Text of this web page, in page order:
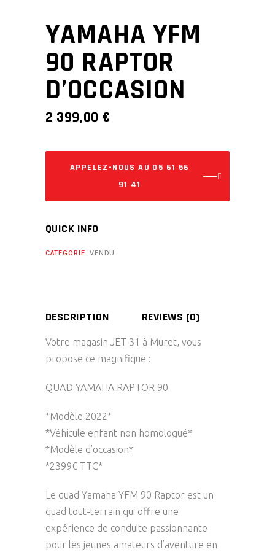
YAMAHA YFM
90 RAPTOR
D’OCCASION
2 399,00 €
APPELEZ-NOUS AU 05 61 56
91 41
QUICK INFO
CATEGORIE:VENDU
DESCRIPTION REVIEWS (0)
Votre magasin JET 31 à Muret, vous
propose ce magnifique :
QUAD YAMAHA RAPTOR 90
*Modèle 2022*
*Véhicule enfant non homologué*
*Modèle d’occasion*
*2399€ TTC*
Le quad Yamaha YFM 90 Raptor est un
quad tout-terrain qui offre une
expérience de conduite passionnante
pour les jeunes amateurs d’aventure en